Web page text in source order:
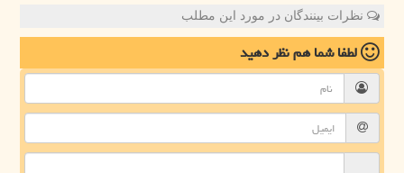
نظرات بینندگان در مورد این مطلب
لطفا شما همنظر دهید